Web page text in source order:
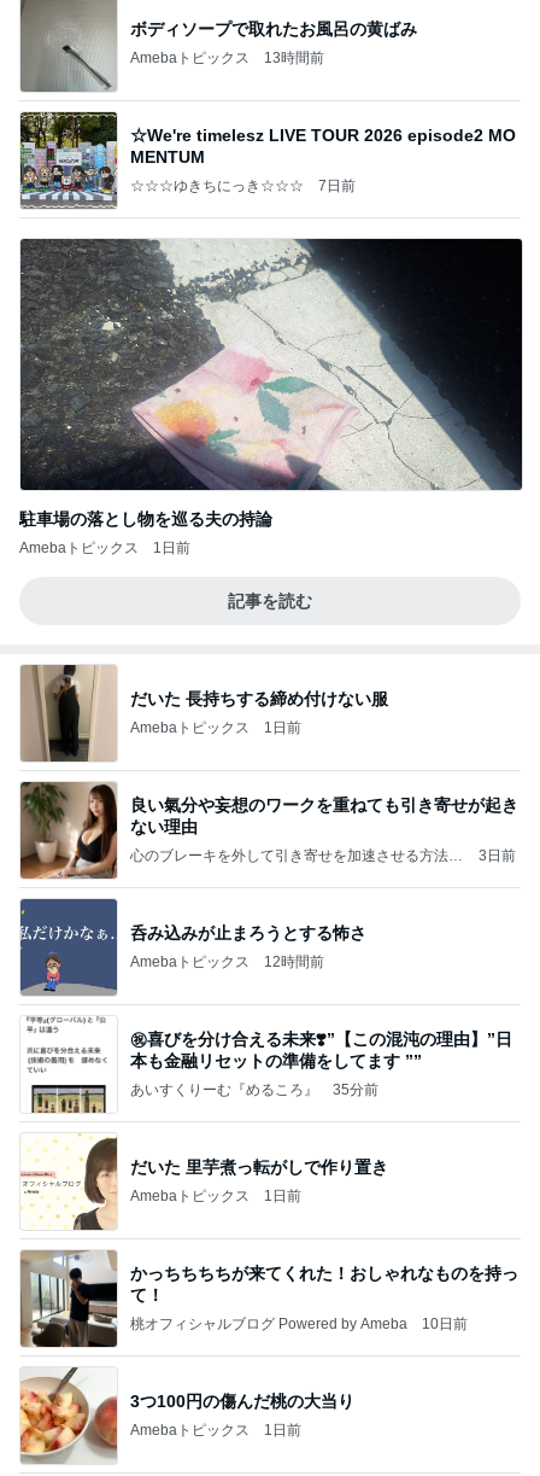
ボディソープで取れたお風呂の黄ばみ
Amebaトピックス 13時間前
☆We're timelesz LIVE TOUR 2026 episode2 MO
MENTUM
☆☆☆ゆきちにっき☆☆☆ 7日前
駐車場の落とし物を巡る夫の持論
Amebaトピックス 1日前
記事を読む
だいた 長持ちする締め付けない服
Amebaトピックス 1日前
良い氣分や妄想のワークを重ねても引き寄せが起き
ない理由
心のブレーキを外して引き寄せを加速させる方法：
3日前
呑み込みが止まろうとする怖さ
Amebaトピックス 12時間前
㊗️喜びを分け合える未来❣️”【この混沌の理由】”⽇
本も⾦融リセットの準備をしてます ””
あいすくりーむ『めるころ』 35分前
だいた 里芋煮っ転がしで作り置き
Amebaトピックス 1日前
かっちちちちが来てくれた！おしゃれなものを持っ
て！
桃オフィシャルブログ Powered by Ameba 10日前
3つ100円の傷んだ桃の大当り
Amebaトピックス 1日前